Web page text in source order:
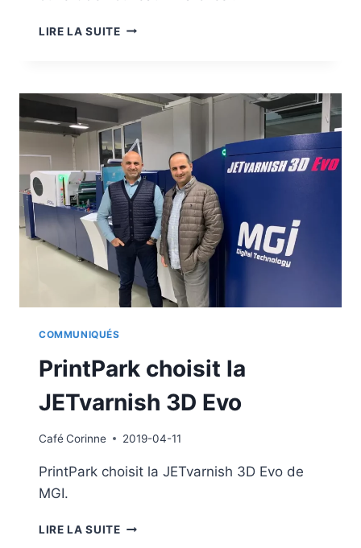
LIRE LA SUITEPYRAMIDOR
3D
COMMUNIQUÉS
PrintPark choisit la
JETvarnish 3D Evo
CaféCorinne 2019-04-11
PrintPark choisit la JETvarnish 3D Evo de
MGI.
LIRE LA SUITEPRINTPARK